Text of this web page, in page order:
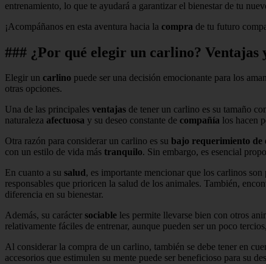
entrenamiento, lo que te ayudará a garantizar el bienestar de tu
¡Acompáñanos en esta aventura hacia la compra de tu futuro
### ¿Por qué elegir un carlino?
Elegir un carlino puede ser una decisión emocionante para los
otras opciones.
Una de las principales ventajas de tener un carlino es su tamaño
naturaleza afectuosa y su deseo constante de compañía los hacen
Otra razón para considerar un carlino es su bajo requerimiento de
con un estilo de vida más tranquilo. Sin embargo, es esencial
En cuanto a su salud, es importante mencionar que los carlinos
responsables que prioricen la salud de los animales. También,
diferencia en su bienestar.
Además, su carácter sociable les permite llevarse bien con otros
relativamente fáciles de entrenar, aunque pueden ser un poco
Al considerar la compra de un carlino, también se debe tener en
accesorios que estimulen su mente puede ser beneficioso para su